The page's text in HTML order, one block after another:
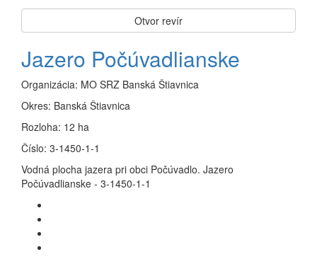
Otvor revír
Jazero Počúvadlianske
Organizácia: MO SRZ Banská Štiavnica
Okres: Banská Štiavnica
Rozloha: 12 ha
Číslo: 3-1450-1-1
Vodná plocha jazera pri obci Počúvadlo. Jazero
Počúvadlianske - 3-1450-1-1